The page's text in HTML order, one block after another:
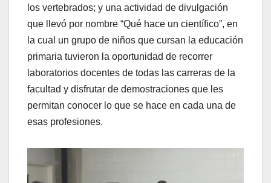
los vertebrados; y una actividad de divulgación
que llevó por nombre “Qué hace un científico”, en
la cual un grupo de niños que cursan la educación
primaria tuvieron la oportunidad de recorrer
laboratorios docentes de todas las carreras de la
facultad y disfrutar de demostraciones que les
permitan conocer lo que se hace en cada una de
esas profesiones.